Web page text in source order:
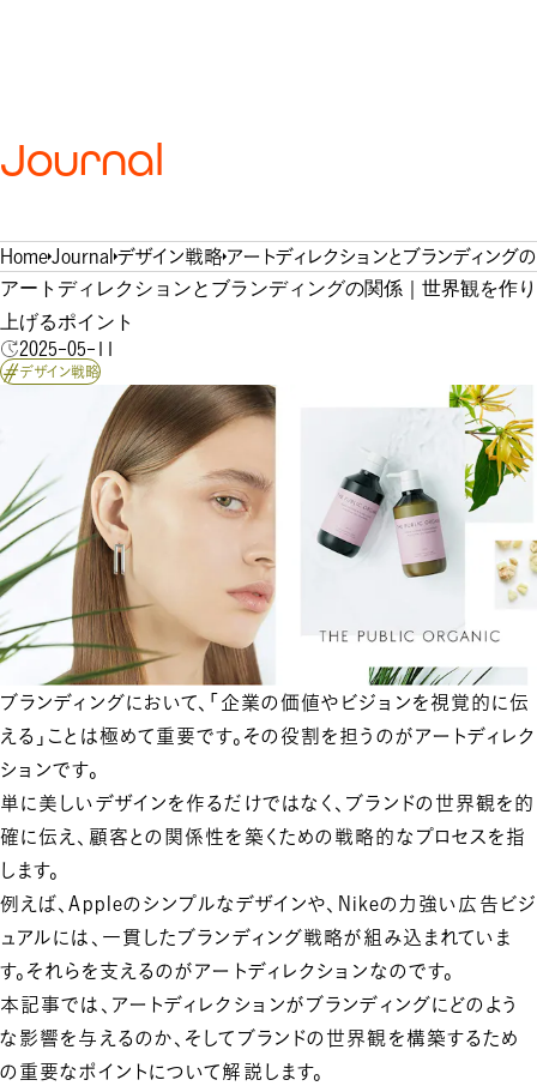
Journal
HomeJournal デザイン戦略 アートディレクションとブランディン
アートディレクションとブランディングの関係｜世界観を作り
上げるポイント
2025-05-11
デザイン戦略
ブランディングにおいて、「企業の価値やビジョンを視覚的に伝
える」ことは極めて重要です。その役割を担うのがアートディレク
ションです。
単に美しいデザインを作るだけではなく、ブランドの世界観を的
確に伝え、顧客との関係性を築くための戦略的なプロセスを指
します。
例えば、Appleのシンプルなデザインや、Nikeの力強い広告ビジ
ュアルには、一貫したブランディング戦略が組み込まれていま
す。それらを支えるのがアートディレクションなのです。
本記事では、アートディレクションがブランディングにどのよう
な影響を与えるのか、そして ブランドの世界観を構築するため
の重要なポイントについて解説します。